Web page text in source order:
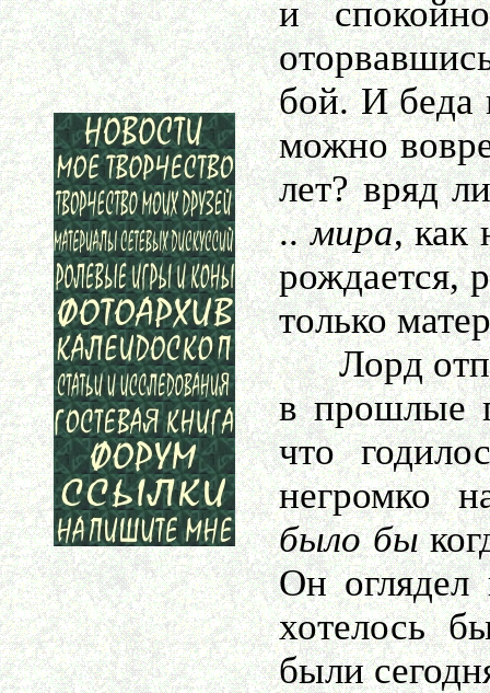
и
бой. И беда
можно
лет? вряд
..мира, как
рождается,
только
Лорд
в прошлые
что
негромко
было бы
Он
хотелось
были